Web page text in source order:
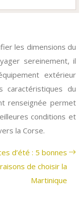
les dimensions du
sereinement, il
extérieur
caractéristiques du
renseignée permet
conditions et
la Corse.
d’été : 5 bonnes
raisons de choisir la
Martinique